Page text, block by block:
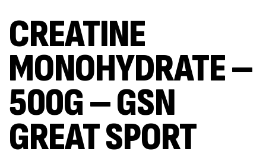
CREATINE
MONOHYDRATE –
500G – GSN
GREAT SPORT